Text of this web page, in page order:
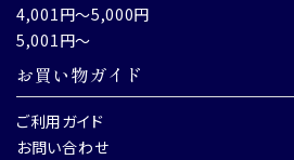
4,001円～5,000円
5,001円～
お買い物ガイド
ご利用ガイド
お問い合わせ